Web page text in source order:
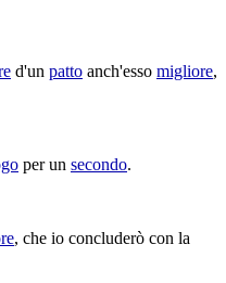
d'un patto anch'esso migliore,
per un secondo.
, che io concluderò con la